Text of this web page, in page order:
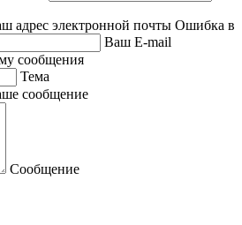
адрес электронной почты Ошибка в
Ваш E-mail
сообщения
Тема
сообщение
Сообщение